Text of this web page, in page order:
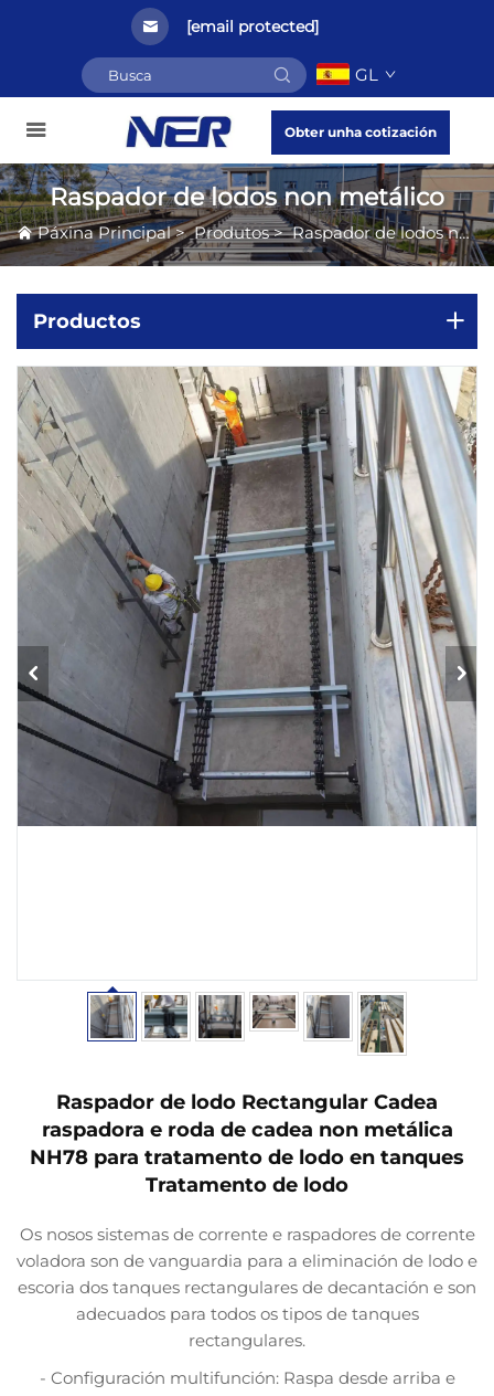
[email protected]
GL
Obter unha cotización
Raspador de lodos non metálico
Páxina Principal>Produtos>Raspador de lodos non metálico
Productos
Raspador de lodo Rectangular Cadea
raspadora e roda de cadea non metálica
NH78 para tratamento de lodo en tanques
Tratamento de lodo
Os nosos sistemas de corrente e raspadores de corrente
voladora son de vanguardia para a eliminación de lodo e
escoria dos tanques rectangulares de decantación e son
adecuados para todos os tipos de tanques
rectangulares.
- Configuración multifunción: Raspa desde arriba e